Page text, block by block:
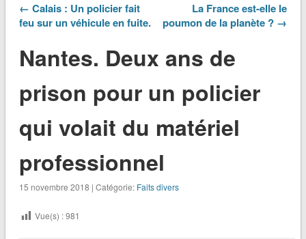
← Calais : Un policier fait
feu sur un véhicule en fuite.
La France est-elle le
poumon de la planète ? →
Nantes. Deux ans de
prison pour un policier
qui volait du matériel
professionnel
15 novembre 2018 | Catégorie: Faits divers
Vue(s) :981